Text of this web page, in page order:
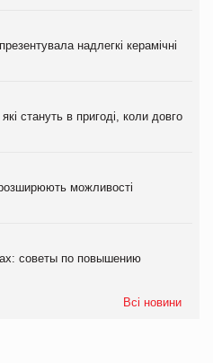
надлегкі керамічні
стануть в пригоді, коли довго
можливості
советы по повышению
Всі новини